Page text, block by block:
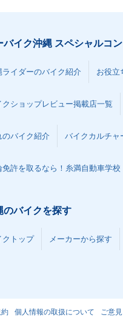
バイク沖縄 スペシャルコ
ライダーのバイク紹介 お役立
クショップレビュー掲載店一覧
のバイク紹介 バイクカルチャ
免許を取るなら！糸満自動車学校
のバイクを探す
クトップ メーカーから探す
個人情報の取扱について ご意